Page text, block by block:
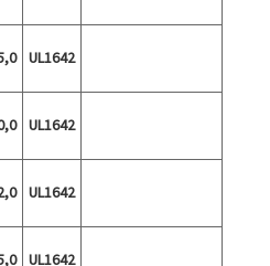
UL1642
UL1642
UL1642
UL1642